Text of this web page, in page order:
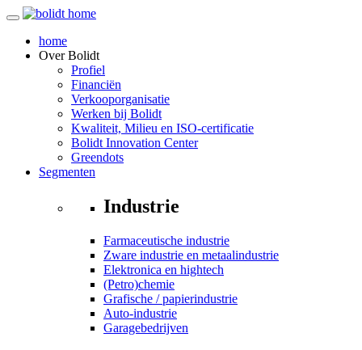
home
OverBolidt
Profiel
Financiën
Verkooporganisatie
Werken bij Bolidt
Kwaliteit, Milieu en ISO-certificatie
Bolidt Innovation Center
Greendots
Segmenten
Industrie
Farmaceutische industrie
Zware industrie en metaalindustrie
Elektronica en hightech
(Petro)chemie
Grafische / papierindustrie
Auto-industrie
Garagebedrijven